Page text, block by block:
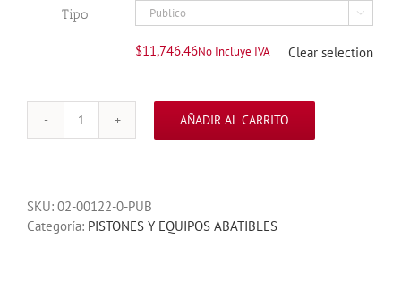
Tipo 
$11,746.46No Incluye IVA Clear selection
PISTON
S-
FRENADO
AÑADIR AL CARRITO
SKU: 02-00122-0-PUB
Categoría: PISTONES Y EQUIPOS ABATIBLES